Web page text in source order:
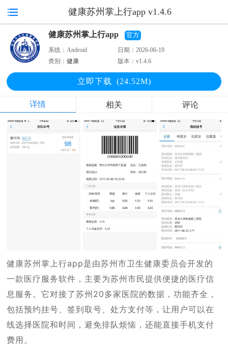
健康苏州掌上行app v1.4.6
健康苏州掌上行app 官方
系统：Android 日期：2026-06-19
类别：健康 版本：v1.4.6
立即下载 (24.52M)
详情 相关 评论
健康苏州掌上行app是由苏州市卫生健康委员会开发的
一款医疗服务软件，主要为苏州市民提供便捷的医疗信
息服务。它对接了苏州20多家医院的数据，功能齐全，
包括预约挂号、签到取号、处方支付等，让用户可以在
线选择医院和时间，避免排队烦恼，还能直接手机支付
费用。